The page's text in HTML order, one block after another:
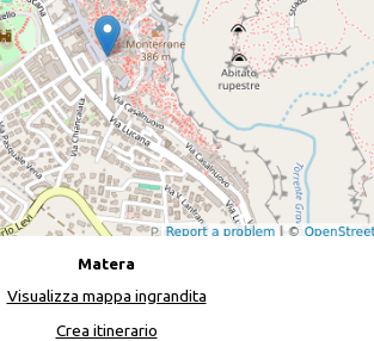
Matera
Visualizza mappa ingrandita
Crea itinerario